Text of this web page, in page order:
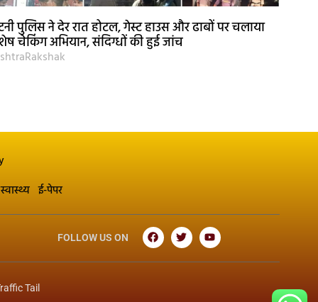
पुलिस ने देर रात होटल, गेस्ट हाउस और ढाबों पर चलाया
चेकिंग अभियान, संदिग्धों की हुई जांच
स्वास्थ्य ई-पेपर
FOLLOW US ON
Tail